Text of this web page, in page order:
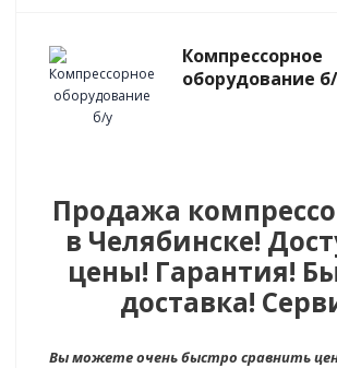
Компрессорное
оборудование
Продажа
в Челябинске!
цены! Гарантия!
доставка!
Вы можете очень быстро сравнить